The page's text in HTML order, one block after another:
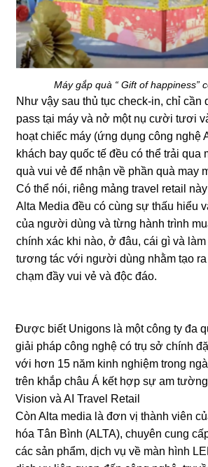
Máy gắp quà “ Gift of happiness”
Như vậy sau thủ tục check-in, chỉ cần
pass tại máy và nở một nụ cười tươi
hoạt chiếc máy (ứng dụng công nghệ
khách bay quốc tế đều có thể trải qua
quà vui vẻ để nhận về phần quà may
Có thể nói, riêng mảng travel retail
Alta Media đều có cùng sự thấu hiểu
của người dùng và từng hành trình
chính xác khi nào, ở đâu, cái gì và
tương tác với người dùng nhằm tạo
chạm đầy vui vẻ và độc đáo.
Được biết Unigons là một công ty đa
giải pháp công nghệ có trụ sở chính
với hơn 15 năm kinh nghiệm trong
trên khắp châu Á kết hợp sự am tường
Vision và AI Travel Retail
Còn Alta media là đơn vị thành viên
hóa Tân Bình (ALTA), chuyên cung
các sản phẩm, dịch vụ về màn hình